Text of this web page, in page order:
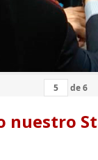
de6
nuestro